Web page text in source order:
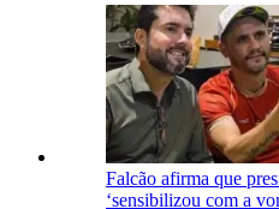
Falcão afirma que
‘sensibilizou com a